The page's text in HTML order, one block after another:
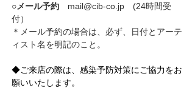
○メール予約 mail@cib-co.jp　(24時間受
付）
＊メール予約の場合は、必ず、日付とアーテ
ィスト名を明記のこと。
◆ご来店の際は、感染予防対策にご協力をお
願いいたします。